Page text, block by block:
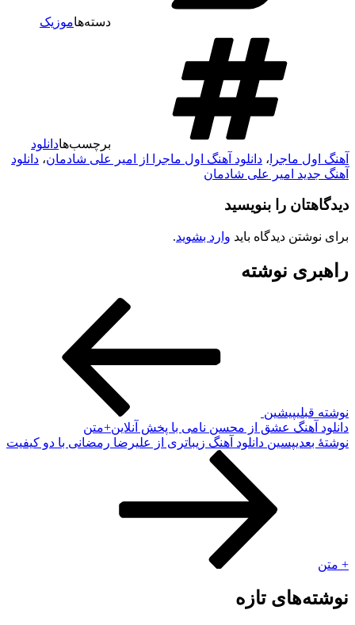
دسته‌هاموزیک
برچسب‌هادانلود
آهنگ اول ماجرا ، دانلود آهنگ اول ماجرا از امیر علی شادمان، دانلود
آهنگ جدید امیر علی شادمان
دیدگاهتان را بنویسید
برای نوشتن دیدگاه باید وارد بشوید.
راهبری نوشته
نوشته قبلیپیشین
دانلود آهنگ عشق از محسن نامی با پخش آنلاین+متن
نوشته‌ٔ بعدیپسین دانلود آهنگ زیباتری از علیرضا رمضانی با دو کیفیت
+ متن
نوشته‌های تازه